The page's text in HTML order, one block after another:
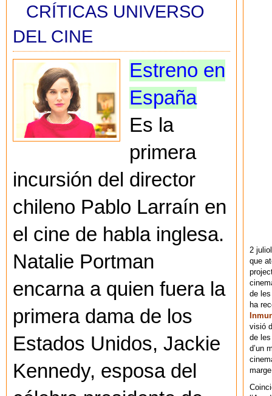
CRÍTICAS UNIVERSO
DEL CINE
Estreno en
España
Es la
primera
incursión del director
chileno Pablo Larraín en
el cine de habla inglesa.
Natalie Portman
encarna a quien fuera la
primera dama de los
Estados Unidos, Jackie
Kennedy, esposa del
2
que
de
ha
visió
de
d’un